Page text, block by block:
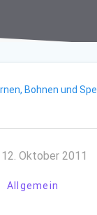
12. Oktober 2011
Allgemein